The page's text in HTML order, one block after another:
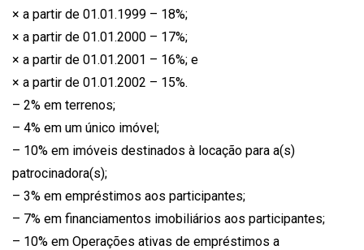
× a partir de 01.01.1999 – 18%;
× a partir de 01.01.2000 – 17%;
× a partir de 01.01.2001 – 16%; e
× a partir de 01.01.2002 – 15%.
– 2% em terrenos;
– 4% em um único imóvel;
– 10% em imóveis destinados à locação para a(s)
patrocinadora(s);
– 3% em empréstimos aos participantes;
– 7% em financiamentos imobiliários aos participantes;
– 10% em Operações ativas de empréstimos a